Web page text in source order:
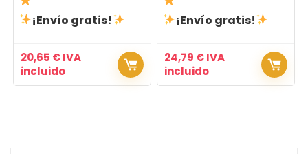
¡Envío gratis!
20,65 €IVA
incluido
¡Envío gratis!
24,79 €IVA
incluido